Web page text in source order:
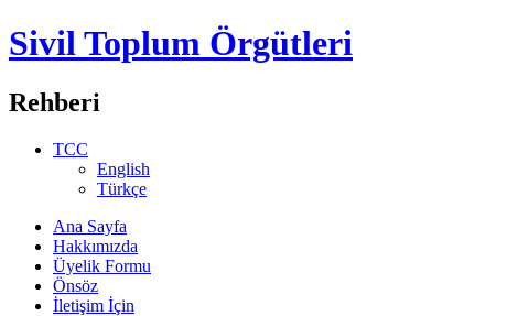
Sivil Toplum Örgütleri
Rehberi
TCC
English
Türkçe
Ana Sayfa
Hakkımızda
Üyelik Formu
Önsöz
İletişim İçin